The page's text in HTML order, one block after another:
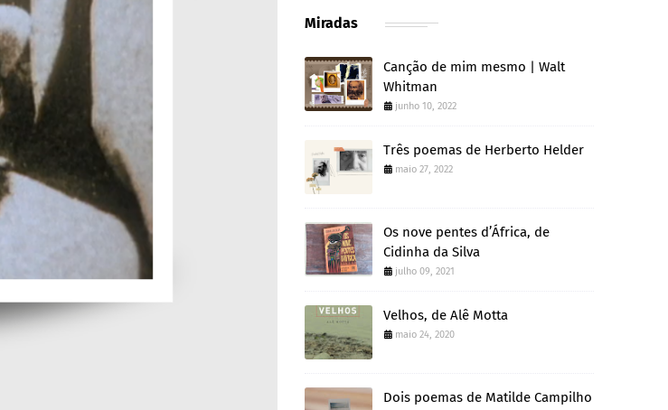
Miradas
Canção de mim mesmo | Walt
Whitman
junho 10, 2022
Três poemas de Herberto Helder
maio 27, 2022
Os nove pentes d’África, de
Cidinha da Silva
julho 09, 2021
Velhos, de Alê Motta
maio 24, 2020
Dois poemas de Matilde Campilho